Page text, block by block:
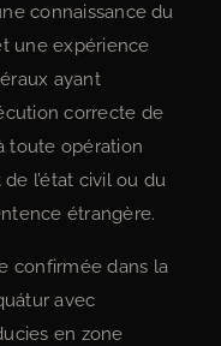
connaissance du
une expérience
ayant
correcte de
toute opération
l’état civil ou du
étrangère.
confirmée dans la
avec
en zone